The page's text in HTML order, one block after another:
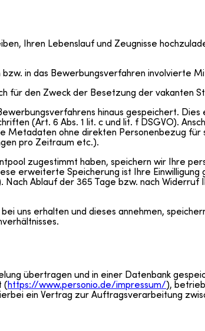
Ihren Lebenslauf und Zeugnisse
in das Bewerbungsverfahren involvierte
für den Zweck der Besetzung der vakanten
hinaus gespeichert.
(Art. 6 Abs. 1 lit. c und lit. f DSGVO).
Metadaten ohne direkten Personenbezug
pro Zeitraum etc.).
zugestimmt haben, speichern wir Ihre
erweiterte Speicherung ist Ihre Einwilligung
Ablauf der 365 Tage bzw. nach
uns erhalten und dieses annehmen,
übertragen und in einer Datenbank
( https://www.personio.de/impressum/),
ein Vertrag zur Auftragsverarbeitung